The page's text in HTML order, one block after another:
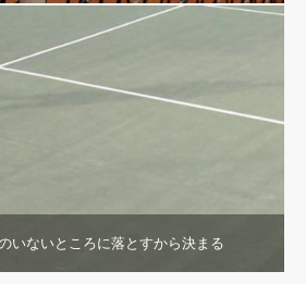
いないところに落とすから決まる